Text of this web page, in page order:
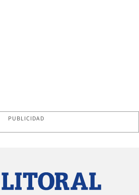
PUBLICIDAD